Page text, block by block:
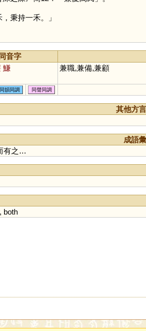
秉持一禾。」
同音字
鰜 兼職,兼備,兼顧
同韻同調 同聲同調
其他方
成語
有之…
both